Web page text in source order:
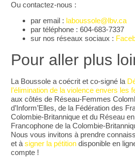
Ou contactez-nous :
par email : laboussole@lbv.ca
par téléphone : 604-683-7337
sur nos réseaux sociaux :
Pour aller plus
La Boussole a coécrit et co-signé la
l’élimination de la violence envers les
aux côtés de Réseau-Femmes
d’Inform’Elles, de la Fédération des
Colombie-Britannique et du Réseau
Francophone de la Colombie-
Nous vous invitons à prendre
et àsigner la pétition disponible en
compte !